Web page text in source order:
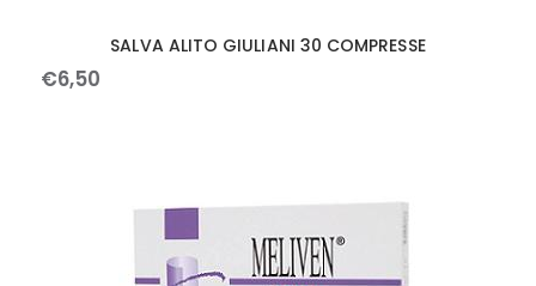
SALVA ALITO GIULIANI 30 COMPRESSE
€6,50